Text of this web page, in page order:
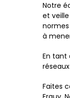
Notre
et
à
En tant
Faites